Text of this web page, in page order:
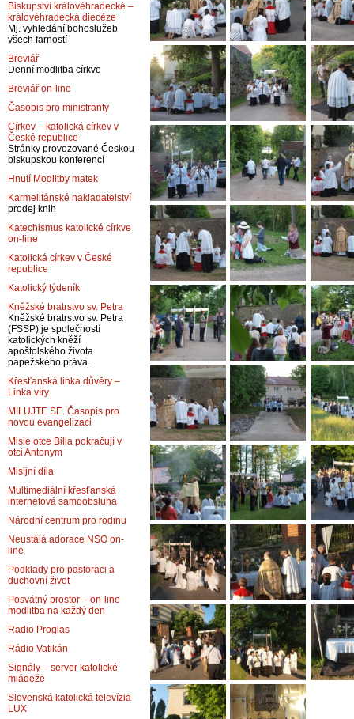
Biskupství královéhradecké –
královéhradecká diecéze
Mj. vyhledání bohoslužeb
všech farností
Breviář
Denní modlitba církve
Breviář on-line
Časopis pro ministranty
Církev – katolická církev v
České republice
Stránky provozované Českou
biskupskou konferencí
Hnutí Modlitby matek
Karmelitánské nakladatelství
prodej knih
Katechismus katolické církve
on-line
Katolická církev v České
republice
Katolický týdeník
Kněžské bratrstvo sv. Petra
Kněžské bratrstvo sv. Petra
(FSSP) je společností
katolických kněží
apoštolského života
papežského práva.
Křesťanská linka důvěry –
Linka víry
MILUJTE SE. Časopis pro
novou evangelizaci
Misie otce Billa pokračují v
otci Antonym
Misijní díla
Multimediální křesťanská
internetová samoobsluha
Národní centrum pro rodinu
Neustálá adorace NSO on-
line
Podklady pro pastoraci a
duchovní život
Posvátný prostor – on-line
modlitba na každý den
Radio Proglas
Rádio Vatikán
Signály – server katolické
mládeže
Slovenská katolická televízia
LUX